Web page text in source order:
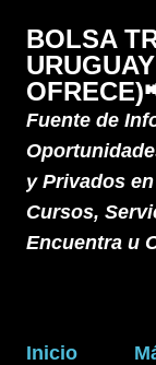
BOLSA
Fuente de
y Privados
Cursos,
Encuentra u
Inicio